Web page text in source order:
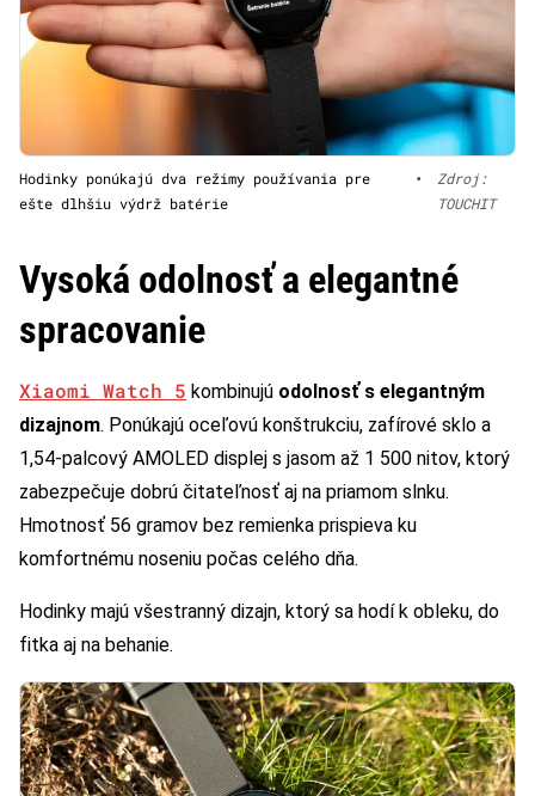
Hodinky ponúkajú dva režimy používania pre
ešte dlhšiu výdrž batérie
•
Zdroj:
TOUCHIT
Vysoká odolnosť a elegantné
spracovanie
Xiaomi Watch 5 kombinujú odolnosť s elegantným
dizajnom. Ponúkajú oceľovú konštrukciu, zafírové sklo a
1,54-palcový AMOLED displej s jasom až 1 500 nitov, ktorý
zabezpečuje dobrú čitateľnosť aj na priamom slnku.
Hmotnosť 56 gramov bez remienka prispieva ku
komfortnému noseniu počas celého dňa.
Hodinky majú všestranný dizajn, ktorý sa hodí k obleku, do
fitka aj na behanie.